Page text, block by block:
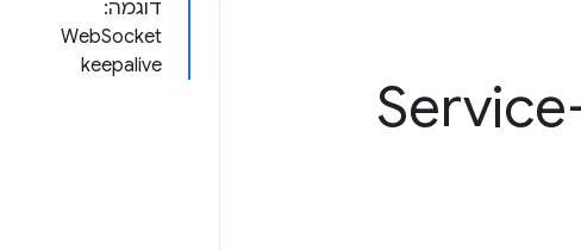
דוגמה:
WebSocket
keepalive
Sockets ב-Service